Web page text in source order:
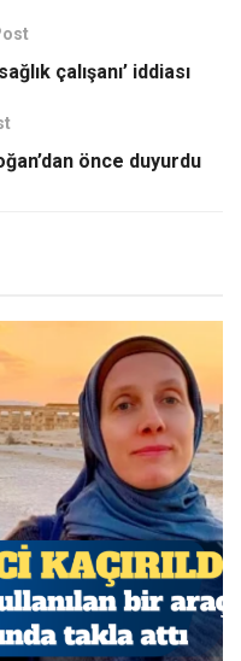
çalışanı’ iddiası
önce duyurdu